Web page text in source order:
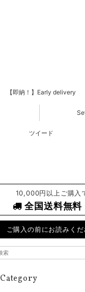
【即納！】Early delivery
ツイード
10,000円以上ご購入
全国送料無料
ご購入の前にお読みくだ
Category